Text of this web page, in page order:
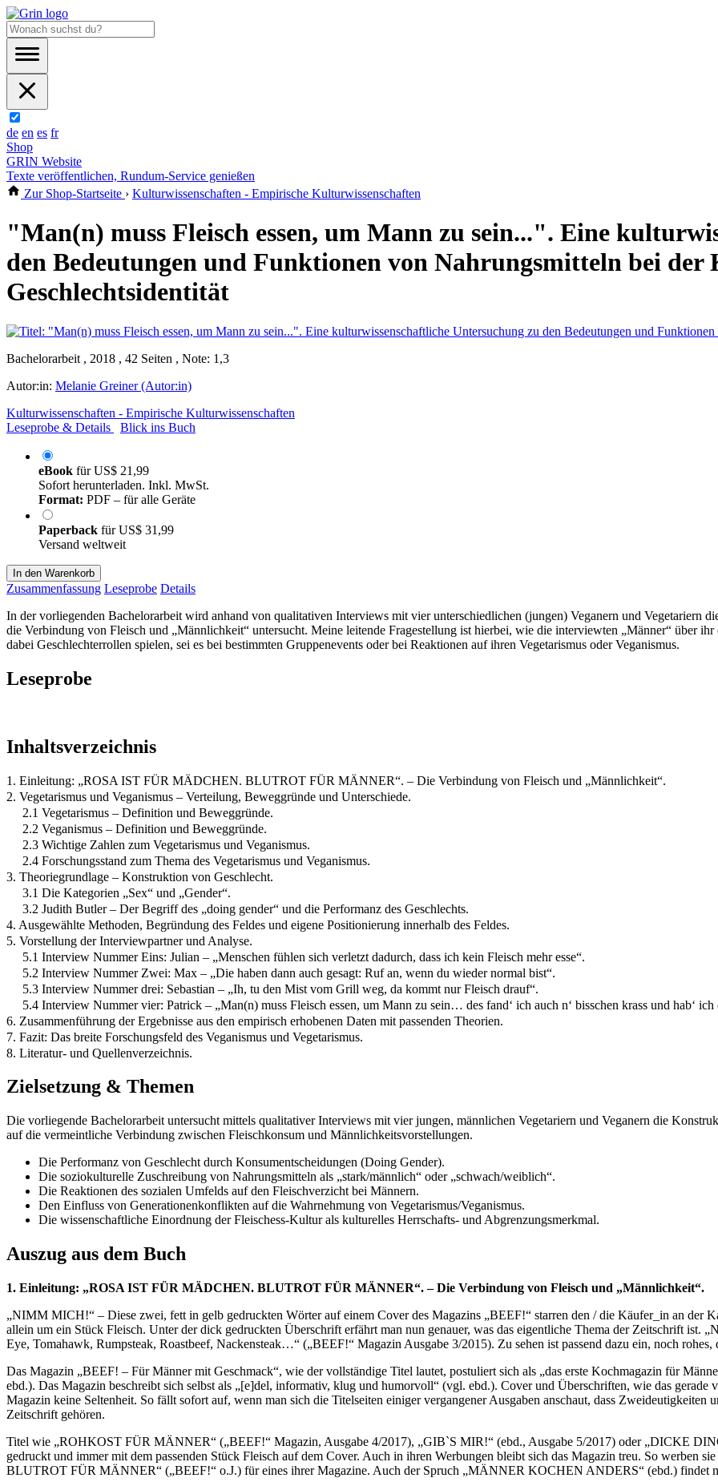
de en es fr
Shop
GRIN Website
Texte veröffentlichen, Rundum-Service genießen
Zur Shop-Startseite › Kulturwissenschaften - Empirische Kulturwissenschaften
"Man(n) muss Fleisch essen, um Mann zu sein...". Eine
den Bedeutungen und Funktionen von Nahrungsmitteln bei
Geschlechtsidentität
Bachelorarbeit , 2018 , 42 Seiten , Note: 1,3
Autor:in: Melanie Greiner (Autor:in)
Kulturwissenschaften - Empirische Kulturwissenschaften
Leseprobe & Details
Blick ins Buch
eBook fürUS$ 21,99
Sofort herunterladen. Inkl. MwSt.
Format: PDF – für alle Geräte
Paperback fürUS$ 31,99
Versand weltweit
In den Warenkorb
Zusammenfassung Leseprobe Details
In der vorliegenden Bachelorarbeit wird anhand von qualitativen Interviews mit vier unterschiedlichen (jungen) Veganern und Vegetariern
die Verbindung von Fleisch und „Männlichkeit“ untersucht. Meine leitende Fragestellung ist hierbei, wie die interviewten „Männer“ über
dabei Geschlechterrollen spielen, sei es bei bestimmten Gruppenevents oder bei Reaktionen auf ihren Vegetarismus oder Veganismus.
Leseprobe
Inhaltsverzeichnis
1. Einleitung: „ROSA IST FÜR MÄDCHEN. BLUTROT FÜR MÄNNER“. – Die Verbindung von Fleisch und „Männlichkeit“.
2. Vegetarismus und Veganismus – Verteilung, Beweggründe und Unterschiede.
2.1 Vegetarismus – Definition und Beweggründe.
2.2 Veganismus – Definition und Beweggründe.
2.3 Wichtige Zahlen zum Vegetarismus und Veganismus.
2.4 Forschungsstand zum Thema des Vegetarismus und Veganismus.
3. Theoriegrundlage – Konstruktion von Geschlecht.
3.1 Die Kategorien „Sex“ und „Gender“.
3.2 Judith Butler – Der Begriff des „doing gender“ und die Performanz des Geschlechts.
4. Ausgewählte Methoden, Begründung des Feldes und eigene Positionierung innerhalb des Feldes.
5. Vorstellung der Interviewpartner und Analyse.
5.1 Interview Nummer Eins: Julian – „Menschen fühlen sich verletzt dadurch, dass ich kein Fleisch mehr esse“.
5.2 Interview Nummer Zwei: Max – „Die haben dann auch gesagt: Ruf an, wenn du wieder normal bist“.
5.3 Interview Nummer drei: Sebastian – „Ih, tu den Mist vom Grill weg, da kommt nur Fleisch drauf“.
5.4 Interview Nummer vier: Patrick – „Man(n) muss Fleisch essen, um Mann zu sein… des fand‘ ich auch n‘ bisschen krass und hab‘
6. Zusammenführung der Ergebnisse aus den empirisch erhobenen Daten mit passenden Theorien.
7. Fazit: Das breite Forschungsfeld des Veganismus und Vegetarismus.
8. Literatur- und Quellenverzeichnis.
Zielsetzung & Themen
Die vorliegende Bachelorarbeit untersucht mittels qualitativer Interviews mit vier jungen, männlichen Vegetariern und Veganern die
auf die vermeintliche Verbindung zwischen Fleischkonsum und Männlichkeitsvorstellungen.
Die Performanz von Geschlecht durch Konsumentscheidungen (Doing Gender).
Die soziokulturelle Zuschreibung von Nahrungsmitteln als „stark/männlich“ oder „schwach/weiblich“.
Die Reaktionen des sozialen Umfelds auf den Fleischverzicht bei Männern.
Den Einfluss von Generationenkonflikten auf die Wahrnehmung von Vegetarismus/Veganismus.
Die wissenschaftliche Einordnung der Fleischess-Kultur als kulturelles Herrschafts- und Abgrenzungsmerkmal.
Auszug aus dem Buch
1. Einleitung: „ROSA IST FÜR MÄDCHEN. BLUTROT FÜR MÄNNER“. – Die Verbindung von Fleisch und „Männlichkeit“.
„NIMM MICH!“ – Diese zwei, fett in gelb gedruckten Wörter auf einem Cover des Magazins „BEEF!“ starren den / die Käufer_in an der
allein um ein Stück Fleisch. Unter der dick gedruckten Überschrift erfährt man nun genauer, was das eigentliche Thema der Zeitschrift
Eye, Tomahawk, Rumpsteak, Roastbeef, Nackensteak…“ („BEEF!“ Magazin Ausgabe 3/2015). Zu sehen ist passend dazu ein, noch rohes,
Das Magazin „BEEF! – Für Männer mit Geschmack“, wie der vollständige Titel lautet, postuliert sich als „das erste Kochmagazin für
ebd.). Das Magazin beschreibt sich selbst als „[e]del, informativ, klug und humorvoll“ (vgl. ebd.). Cover und Überschriften, wie das gerade
Magazin keine Seltenheit. So fällt sofort auf, wenn man sich die Titelseiten einiger vergangener Ausgaben anschaut, dass Zweideutigkeiten
Zeitschrift gehören.
Titel wie „ROHKOST FÜR MÄNNER“ („BEEF!“ Magazin, Ausgabe 4/2017), „GIB`S MIR!“ (ebd., Ausgabe 5/2017) oder „DICKE
gedruckt und immer mit dem passenden Stück Fleisch auf dem Cover. Auch in ihren Werbungen bleibt sich das Magazin treu. So
BLUTROT FÜR MÄNNER“ („BEEF!“ o.J.) für eines ihrer Magazine. Auch der Spruch „MÄNNER KOCHEN ANDERS“ (ebd.) findet